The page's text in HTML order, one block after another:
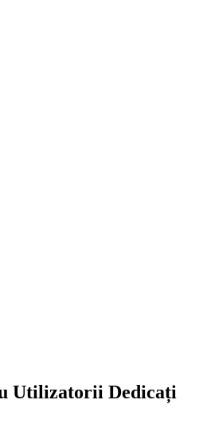
Utilizatorii Dedicați